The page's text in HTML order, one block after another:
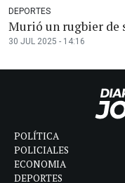
DEPORTES
Murió un rugbier de
30 JUL 2025 - 14:16
POLÍTICA
POLICIALES
ECONOMIA
DEPORTES